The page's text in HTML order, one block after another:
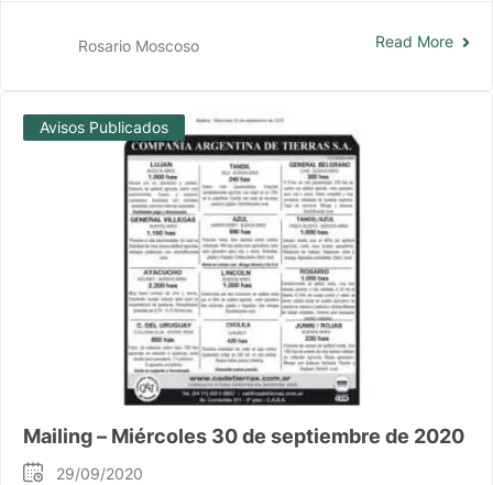
Rosario Moscoso Read More
Avisos Publicados
Mailing – Miércoles 30 de septiembre de 2020
29/09/2020